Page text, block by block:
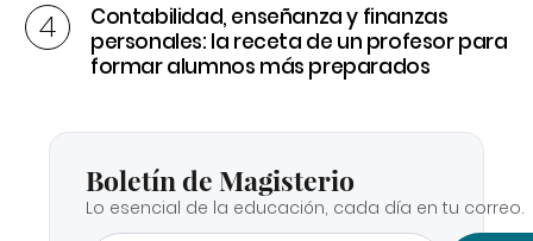
Contabilidad, enseñanza y finanzas
personales: la receta de un profesor para
formar alumnos más preparados
Boletín de Magisterio
Lo esencial de la educación, cada día en tu correo.